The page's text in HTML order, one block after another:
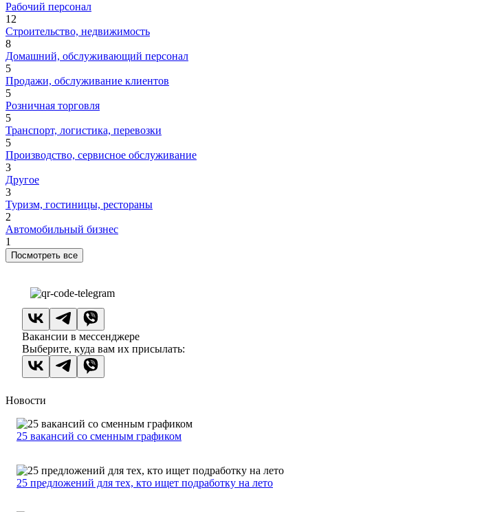
Рабочий персонал
12
Строительство, недвижимость
8
Домашний, обслуживающий персонал
5
Продажи, обслуживание клиентов
5
Розничная торговля
5
Транспорт, логистика, перевозки
5
Производство, сервисное обслуживание
3
Другое
3
Туризм, гостиницы, рестораны
2
Автомобильный бизнес
1
Посмотреть все
Вакансии в мессенджере
Выберите, куда вам их присылать:
Новости
25 вакансий со сменным графиком
25 предложений для тех, кто ищет подработку на лето